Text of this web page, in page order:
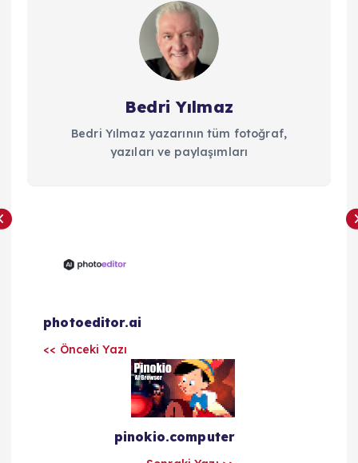
Bedri Yılmaz
Bedri Yılmaz yazarının tüm fotoğraf,
yazıları ve paylaşımları
zphotoeditor.ai
<< Önceki Yazı
pinokio.computer